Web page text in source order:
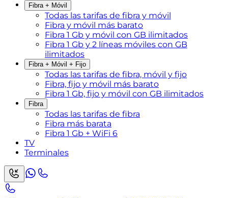
Fibra + Móvil
Todas las tarifas de fibra y móvil
Fibra y móvil más barato
Fibra 1 Gb y móvil con GB ilimitados
Fibra 1 Gb y 2 líneas móviles con GB
ilimitados
Fibra + Móvil + Fijo
Todas las tarifas de fibra, móvil y fijo
Fibra, fijo y móvil más barato
Fibra 1 Gb, fijo y móvil con GB ilimitados
Fibra
Todas las tarifas de fibra
Fibra más barata
Fibra 1 Gb + WiFi 6
TV
Terminales